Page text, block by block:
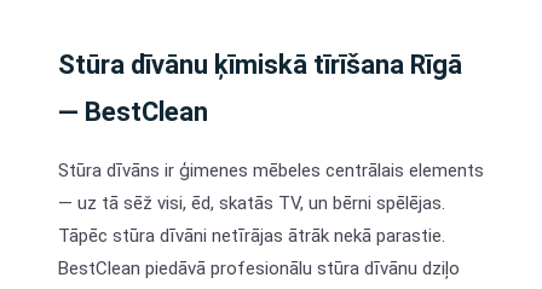
Stūra dīvānu ķīmiskā tīrīšana Rīgā
— BestClean
Stūra dīvāns ir ģimenes mēbeles centrālais elements
— uz tā sēž visi, ēd, skatās TV, un bērni spēlējas.
Tāpēc stūra dīvāni netīrājas ātrāk nekā parastie.
BestClean piedāvā profesionālu stūra dīvānu dziļo